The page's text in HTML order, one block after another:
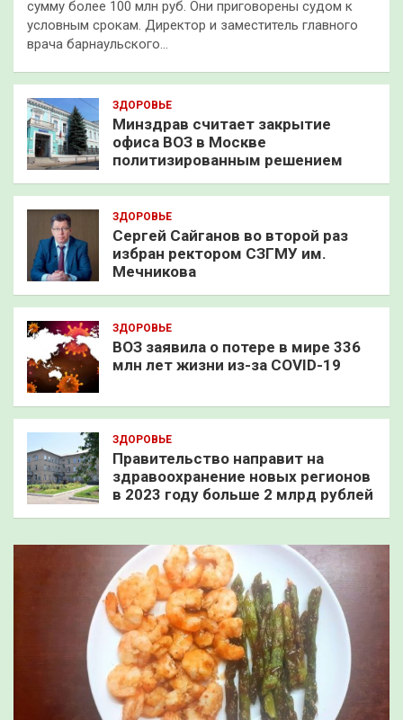
сумму более 100 млн руб. Они приговорены судом к
условным срокам. Директор и заместитель главного
врача барнаульского…
ЗДОРОВЬЕ
Минздрав считает закрытие
офиса ВОЗ в Москве
политизированным решением
ЗДОРОВЬЕ
Сергей Сайганов во второй раз
избран ректором СЗГМУ им.
Мечникова
ЗДОРОВЬЕ
ВОЗ заявила о потере в мире 336
млн лет жизни из-за COVID-19
ЗДОРОВЬЕ
Правительство направит на
здравоохранение новых регионов
в 2023 году больше 2 млрд рублей